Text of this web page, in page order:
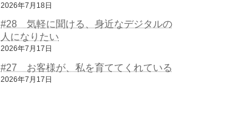
2026年7月18日
#28 気軽に聞ける、身近なデジタルの
人になりたい
2026年7月17日
#27 お客様が、私を育ててくれている
2026年7月17日